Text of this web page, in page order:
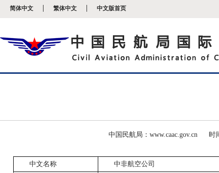
简体中文 繁体中文 中文版首页
中国民航局：www.caac.gov.cn 时
中文名称 中非航空公司
开
说